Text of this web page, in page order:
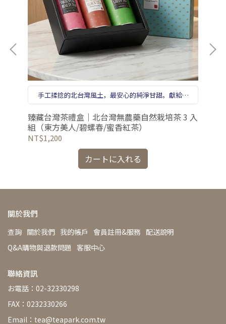
手工揉捻的北台灣風土，最安心的純淨甘甜。獻給重
要之人的質感好茶。
臻藏台灣茶禮盒｜北台灣無農藥自然栽培茶 3 入
組（東方美人/碧螺春/蜜香紅茶）
NT$1,200
カートに入れる
關於我們
查詢 關於我們 我的帳戶 會員註冊&服務 配送說明
Q&A購物與退款問題 客服中心
聯絡資訊
お電話：02-32330298
FAX：0232330266
Email：tea@teapark.com.tw